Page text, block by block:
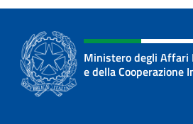
Ministero degli Affari
e della Cooperazione